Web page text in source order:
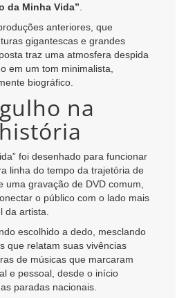
da Minha Vida”
anteriores, que
gigantescas e grandes
traz uma atmosfera despida
em um tom minimalista,
biográfico.
na
foi desenhado para funcionar
linha do tempo da trajetória de
uma gravação de DVD comum,
o público com o lado mais
da artista.
escolhido a dedo, mesclando
que relatam suas vivências
de músicas que marcaram
e pessoal, desde o início
paradas nacionais.